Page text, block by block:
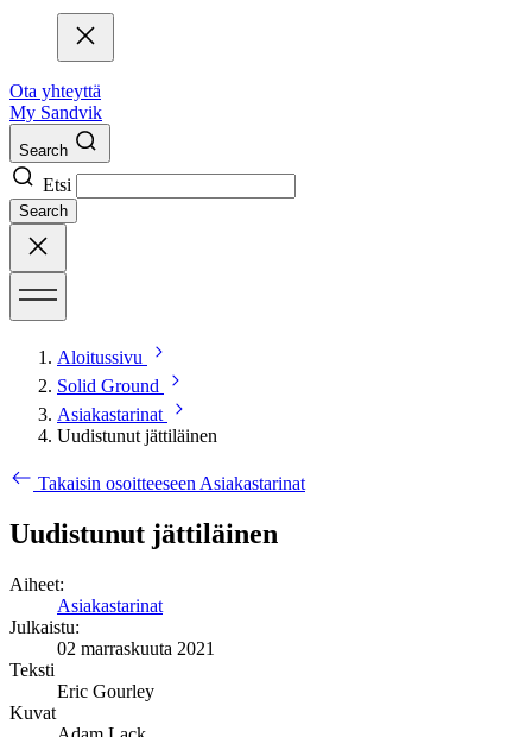
Ota yhteyttä
My Sandvik
Search
Etsi
Search
Aloitussivu
Solid Ground
Asiakastarinat
Uudistunut jättiläinen
Takaisin osoitteeseen Asiakastarinat
Uudistunut jättiläinen
Aiheet:
Asiakastarinat
Julkaistu:
02 marraskuuta 2021
Teksti
Eric Gourley
Kuvat